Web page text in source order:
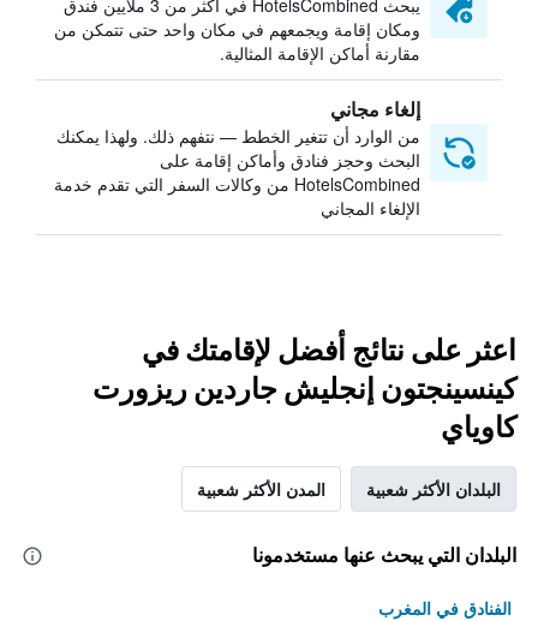
يبحث HotelsCombined في أكثر من 3 ملايين فندق
ومكان إقامة ويجمعهم في مكان واحد حتى تتمكن من
مقارنة أماكن الإقامة المثالية.
إلغاء مجاني
من الوارد أن تتغير الخطط — نتفهم ذلك. ولهذا يمكنك
البحث وحجز فنادق وأماكن إقامة على
HotelsCombined من وكالات السفر التي تقدم خدمة
الإلغاء المجاني
اعثر على نتائج أفضل لإقامتك في
كينسينجتون إنجليش جاردين ريزورت
كاوياي
البلدان الأكثر شعبية المدن الأكثر شعبية
البلدان التي يبحث عنها مستخدمونا
الفنادق في المغرب